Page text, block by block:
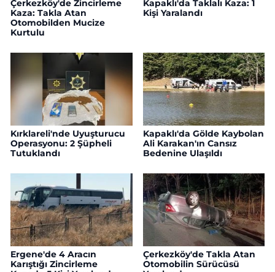
Çerkezköy'de Zincirleme
Kaza: Takla Atan
Otomobilden Mucize
Kurtulu
Kapaklı'da Taklalı Kaza: 1
Kişi Yaralandı
Kırklareli'nde Uyuşturucu
Operasyonu: 2 Şüpheli
Tutuklandı
Kapaklı'da Gölde Kaybolan
Ali Karakan'ın Cansız
Bedenine Ulaşıldı
Ergene'de 4 Aracın
Karıştığı Zincirleme
Çerkezköy'de Takla Atan
Otomobilin Sürücüsü